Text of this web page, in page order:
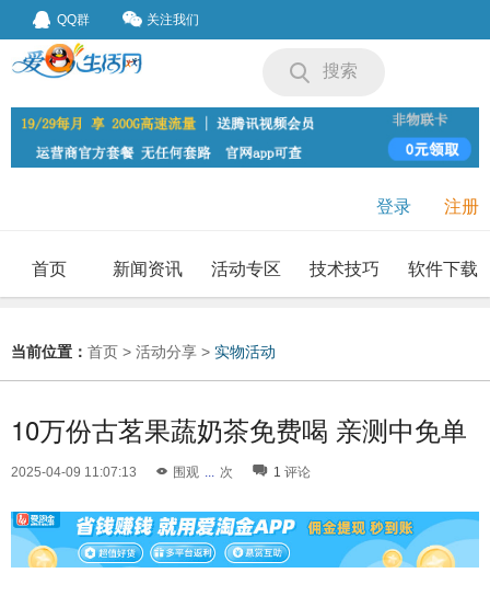
QQ群 关注我们
搜索
登录 注册
首页 新闻资讯 活动专区 技术技巧 软件下载
当前位置： 首页 > 活动分享 > 实物活动
10万份古茗果蔬奶茶免费喝 亲测中免单
2025-04-09 11:07:13 围观 ... 次 1 评论